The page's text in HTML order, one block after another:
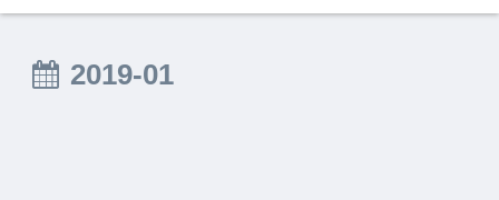
2019-01